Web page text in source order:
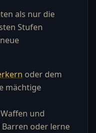
als nur die
Stufen
oder dem
mächtige
Waffen und
Barren oder lerne